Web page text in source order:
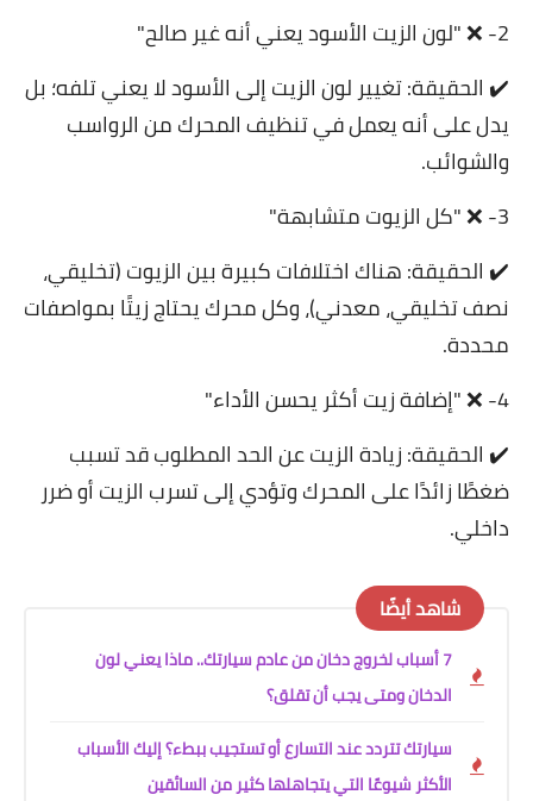
2- ❌ "لون الزيت الأسود يعني أنه غير صالح"
✔️ الحقيقة: تغيير لون الزيت إلى الأسود لا يعني تلفه؛ بل
يدل على أنه يعمل في تنظيف المحرك من الرواسب
والشوائب.
3- ❌ "كل الزيوت متشابهة"
✔️ الحقيقة: هناك اختلافات كبيرة بين الزيوت (تخليقي،
نصف تخليقي، معدني)، وكل محرك يحتاج زيتًا بمواصفات
محددة.
4- ❌ "إضافة زيت أكثر يحسن الأداء"
✔️ الحقيقة: زيادة الزيت عن الحد المطلوب قد تسبب
ضغطًا زائدًا على المحرك وتؤدي إلى تسرب الزيت أو ضرر
داخلي.
شاهد أيضًا
7 أسباب لخروج دخان من عادم سيارتك.. ماذا يعني لون
الدخان ومتى يجب أن تقلق؟
سيارتك تتردد عند التسارع أو تستجيب ببطء؟ إليك الأسباب
الأكثر شيوعًا التي يتجاهلها كثير من السائقين